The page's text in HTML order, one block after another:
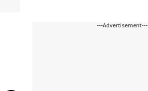
---Advertisement---